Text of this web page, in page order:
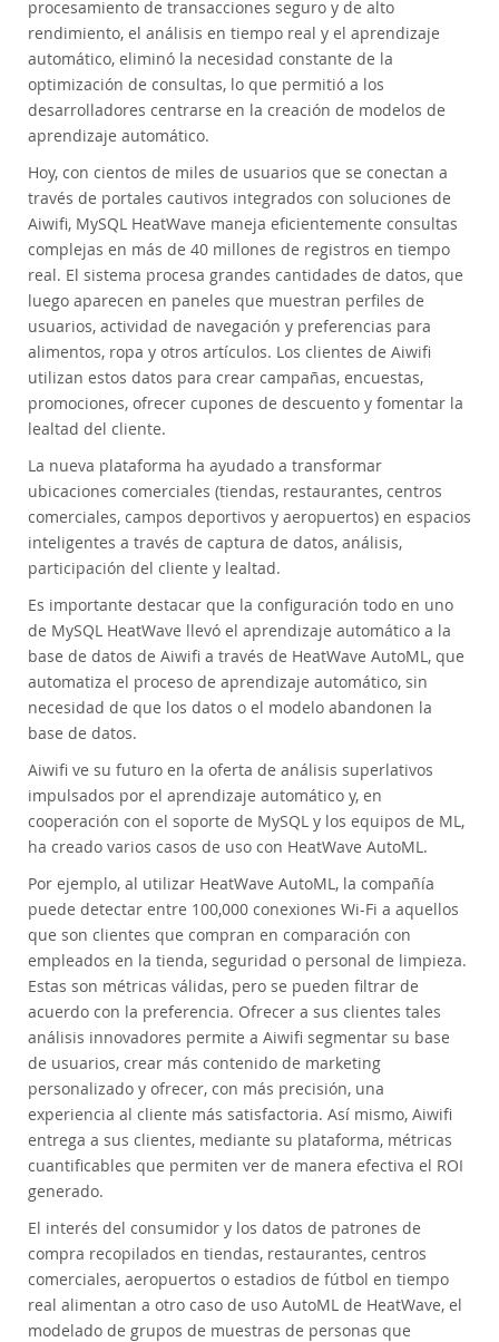
procesamiento de transacciones seguro y de alto
rendimiento, el análisis en tiempo real y el aprendizaje
automático, eliminó la necesidad constante de la
optimización de consultas, lo que permitió a los
desarrolladores centrarse en la creación de modelos de
aprendizaje automático.
Hoy, con cientos de miles de usuarios que se conectan a
través de portales cautivos integrados con soluciones de
Aiwifi, MySQL HeatWave maneja eficientemente consultas
complejas en más de 40 millones de registros en tiempo
real. El sistema procesa grandes cantidades de datos, que
luego aparecen en paneles que muestran perfiles de
usuarios, actividad de navegación y preferencias para
alimentos, ropa y otros artículos. Los clientes de Aiwifi
utilizan estos datos para crear campañas, encuestas,
promociones, ofrecer cupones de descuento y fomentar la
lealtad del cliente.
La nueva plataforma ha ayudado a transformar
ubicaciones comerciales (tiendas, restaurantes, centros
comerciales, campos deportivos y aeropuertos) en espacios
inteligentes a través de captura de datos, análisis,
participación del cliente y lealtad.
Es importante destacar que la configuración todo en uno
de MySQL HeatWave llevó el aprendizaje automático a la
base de datos de Aiwifi a través de HeatWave AutoML, que
automatiza el proceso de aprendizaje automático, sin
necesidad de que los datos o el modelo abandonen la
base de datos.
Aiwifi ve su futuro en la oferta de análisis superlativos
impulsados por el aprendizaje automático y, en
cooperación con el soporte de MySQL y los equipos de ML,
ha creado varios casos de uso con HeatWave AutoML.
Por ejemplo, al utilizar HeatWave AutoML, la compañía
puede detectar entre 100,000 conexiones Wi-Fi a aquellos
que son clientes que compran en comparación con
empleados en la tienda, seguridad o personal de limpieza.
Estas son métricas válidas, pero se pueden filtrar de
acuerdo con la preferencia. Ofrecer a sus clientes tales
análisis innovadores permite a Aiwifi segmentar su base
de usuarios, crear más contenido de marketing
personalizado y ofrecer, con más precisión, una
experiencia al cliente más satisfactoria. Así mismo, Aiwifi
entrega a sus clientes, mediante su plataforma, métricas
cuantificables que permiten ver de manera efectiva el ROI
generado.
El interés del consumidor y los datos de patrones de
compra recopilados en tiendas, restaurantes, centros
comerciales, aeropuertos o estadios de fútbol en tiempo
real alimentan a otro caso de uso AutoML de HeatWave, el
modelado de grupos de muestras de personas que